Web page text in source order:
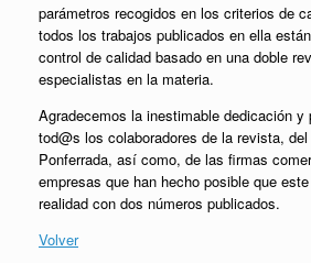
parámetros recogidos en los criterios de
todos los trabajos publicados en ella
control de calidad basado en una doble
especialistas en la materia.
Agradecemos la inestimable dedicación y
tod@s los colaboradores de la revista,
Ponferrada, así como, de las firmas
empresas que han hecho posible que
realidad con dos números publicados.
Volver